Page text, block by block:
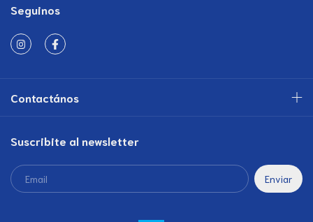
Seguinos
Contactános
Suscribite al newsletter